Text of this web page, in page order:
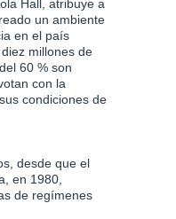
Hall, atribuye a
un ambiente
en el país
millones de
60 % son
con la
condiciones de
desde que el
en 1980,
de regímenes